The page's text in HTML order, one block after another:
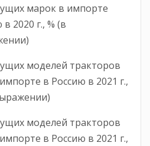
марок в импорте
2020 г., % (в
моделей тракторов
в Россию в 2021 г.,
моделей тракторов
в Россию в 2021 г.,